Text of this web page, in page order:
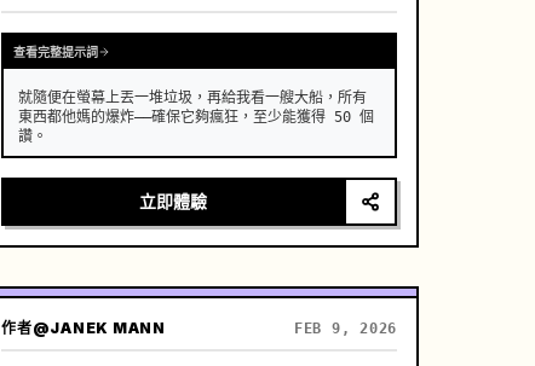
查看完整提示詞
就隨便在螢幕上丟一堆垃圾，再給我看一艘大船，所有
東西都他媽的爆炸——確保它夠瘋狂，至少能獲得 50 個
讚。
立即體驗
作者@JANEK MANN FEB 9, 2026